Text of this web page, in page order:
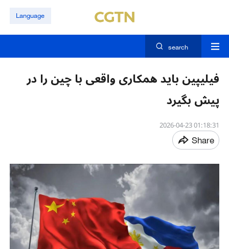
Language
search
فیلیپین باید همکاری واقعی با چین را در
پیش بگیرد
01:18:31 2026-04-23
Share